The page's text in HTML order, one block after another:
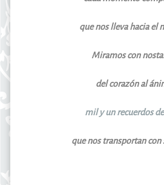
que nos lleva hacia el
Miramos con
del corazón al
mil y un recuerdos
que nos transportan con